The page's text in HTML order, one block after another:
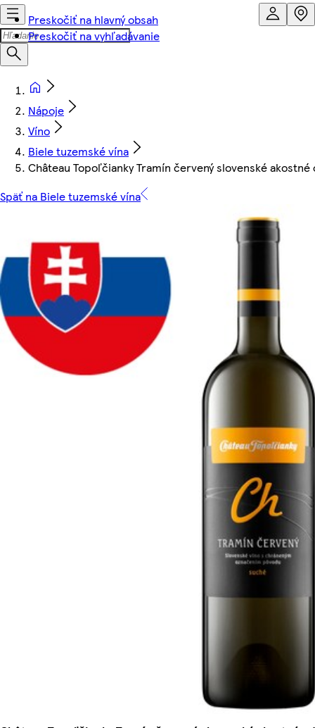
Preskočiť na hlavný obsah
Preskočiť na vyhľadávanie
Nápoje
Víno
Biele tuzemské vína
Château Topoľčianky Tramín červený slovenské
Späť na Biele tuzemské vína